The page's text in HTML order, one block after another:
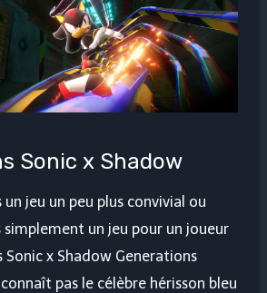
Sonic x Shadow
jeu un peu plus convivial ou
simplement un jeu pour un joueur
Sonic x Shadow Generations
pas le célèbre hérisson bleu